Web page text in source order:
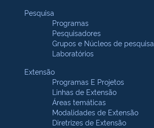
Pesquisa
Programas
Pesquisadores
Grupos e Núcleos de pesquisa
Laboratórios
Extensão
Programas E Projetos
Linhas de Extensão
Áreas temáticas
Modalidades de Extensão
Diretrizes de Extensão